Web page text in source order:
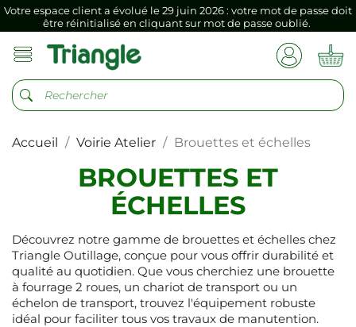
être réinitialisé en cliquant sur mot de passe oublié.
Si vous aviez mémorisé votre précédent mot de passe dans votre
navigateur internet, il doit être réenregistré à la première connexion
vers votre nouvel espace client.
Votre espace client a évolué le 29 juin 2026 : votre mot de passe doit
être réinitialisé en cliquant sur mot de passe oublié.
navigateur internet, il doit être réenregistré à la première connexion
vers votre nouvel espace client.
Accueil Voirie Atelier Brouettes et échelles
BROUETTES ET
ÉCHELLES
Découvrez notre gamme de brouettes et échelles chez
Triangle Outillage, conçue pour vous offrir durabilité et
qualité au quotidien. Que vous cherchiez une brouette
à fourrage 2 roues, un chariot de transport ou un
échelon de transport, trouvez l'équipement robuste
idéal pour faciliter tous vos travaux de manutention.